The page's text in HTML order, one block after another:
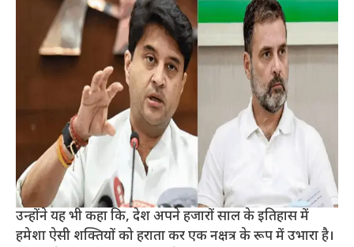
उन्होंने यह भी कहा कि, देश अपने हजारों साल के इतिहास में
हमेशा ऐसी शक्तियों को हराता कर एक नक्षत्र के रूप में उभारा है।